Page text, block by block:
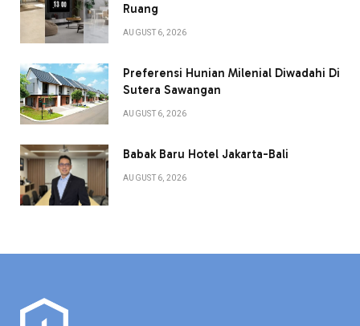
Ruang
AUGUST 6, 2026
Preferensi Hunian Milenial Diwadahi Di
Sutera Sawangan
AUGUST 6, 2026
Babak Baru Hotel Jakarta-Bali
AUGUST 6, 2026